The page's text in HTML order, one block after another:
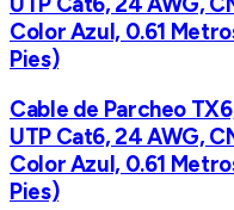
Color Azul, 0.61
Pies)
Cable de Parcheo
UTP Cat6, 24 AWG,
Color Azul, 0.61
Pies)